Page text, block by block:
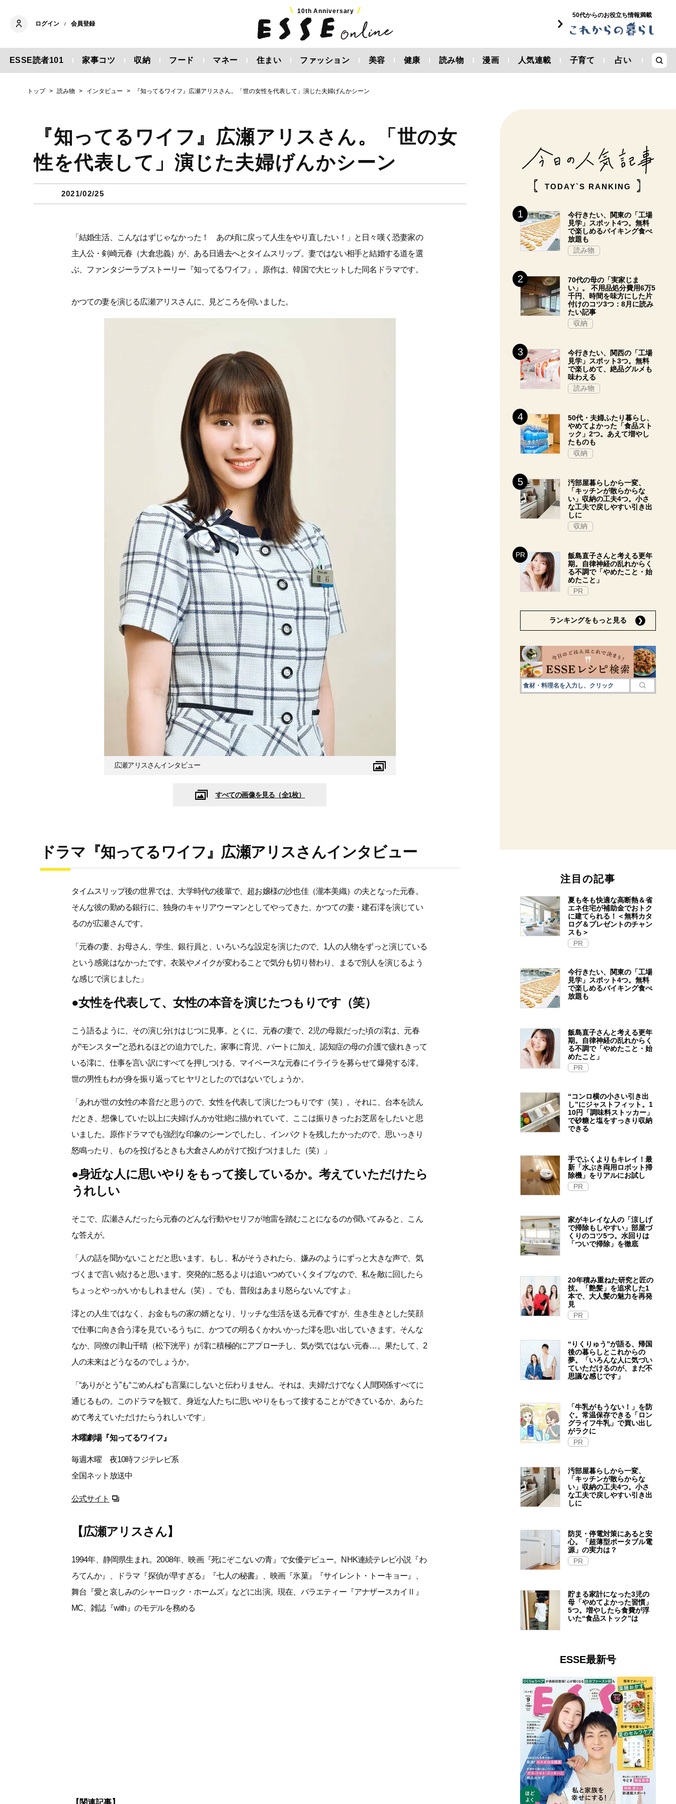
ログイン / 会員登録
10th Anniversary
50代からのお役立ち情報満載
ESSE読者101 家事コツ 収納 フード マネー 住まい ファッション 美容 健康 読み物 漫画 人気連載 子育て 占い
トップ 読み物 インタビュー 『知ってるワイフ』広瀬アリスさん。「世の女性を代表して」演じた夫婦げんかシーン
『知ってるワイフ』広瀬アリスさん。「世の女
性を代表して」演じた夫婦げんかシーン
2021/02/25
「結婚生活、こんなはずじゃなかった！ あの頃に戻って人生をやり直したい！」と日々嘆く恐妻家の
主人公・剣崎元春（大倉忠義）が、ある日過去へとタイムスリップ。妻ではない相手と結婚する道を選
ぶ、ファンタジーラブストーリー『知ってるワイフ』。原作は、韓国で大ヒットした同名ドラマです。
かつての妻を演じる広瀬アリスさんに、見どころを伺いました。
広瀬アリスさんインタビュー
すべての画像を見る（全1枚）
ドラマ『知ってるワイフ』広瀬アリスさんインタビュー
タイムスリップ後の世界では、大学時代の後輩で、超お嬢様の沙也佳（瀧本美織）の夫となった元春。
そんな彼の勤める銀行に、独身のキャリアウーマンとしてやってきた、かつての妻・建石澪を演じてい
るのが広瀬さんです。
「元春の妻、お母さん、学生、銀行員と、いろいろな設定を演じたので、1人の人物をずっと演じている
という感覚はなかったです。衣装やメイクが変わることで気分も切り替わり、まるで別人を演じるよう
な感じで演じました」
●女性を代表して、女性の本音を演じたつもりです（笑）
こう語るように、その演じ分けはじつに見事。とくに、元春の妻で、2児の母親だった頃の澪は、元春
が“モンスター”と恐れるほどの迫力でした。家事に育児、パートに加え、認知症の母の介護で疲れきって
いる澪に、仕事を言い訳にすべてを押しつける、マイペースな元春にイライラを募らせて爆発する澪。
世の男性もわが身を振り返ってヒヤリとしたのではないでしょうか。
「あれが世の女性の本音だと思うので、女性を代表して演じたつもりです（笑）。それに、台本を読ん
だとき、想像していた以上に夫婦げんかが壮絶に描かれていて、ここは振りきったお芝居をしたいと思
いました。原作ドラマでも強烈な印象のシーンでしたし、インパクトを残したかったので、思いっきり
怒鳴ったり、ものを投げるときも大倉さんめがけて投げつけました（笑）」
●身近な人に思いやりをもって接しているか。考えていただけたら
うれしい
そこで、広瀬さんだったら元春のどんな行動やセリフが地雷を踏むことになるのか聞いてみると、こん
な答えが。
「人の話を聞かないことだと思います。もし、私がそうされたら、嫌みのようにずっと大きな声で、気
づくまで言い続けると思います。突発的に怒るよりは追いつめていくタイプなので、私を敵に回したら
ちょっとやっかいかもしれません（笑）。でも、普段はあまり怒らないんですよ」
澪との人生ではなく、お金もちの家の婿となり、リッチな生活を送る元春ですが、生き生きとした笑顔
で仕事に向き合う澪を見ているうちに、かつての明るくかわいかった澪を思い出していきます。そんな
なか、同僚の津山千晴（松下洸平）が澪に積極的にアプローチし、気が気ではない元春…。果たして、2
人の未来はどうなるのでしょうか。
「“ありがとう”も“ごめんね”も言葉にしないと伝わりません。それは、夫婦だけでなく人間関係すべてに
通じるもの。このドラマを観て、身近な人たちに思いやりをもって接することができているか、あらた
めて考えていただけたらうれしいです」
木曜劇場『知ってるワイフ』
毎週木曜 夜10時フジテレビ系
全国ネット放送中
公式サイト
【広瀬アリスさん】
1994年、静岡県生まれ。2008年、映画『死にぞこないの青』で女優デビュー。NHK連続テレビ小説『わ
ろてんか』、ドラマ『探偵が早すぎる』『七人の秘書』、映画『氷菓』『サイレント・トーキョー』、
舞台『愛と哀しみのシャーロック・ホームズ』などに出演。現在、バラエティー『アナザースカイⅡ』
MC、雑誌『with』のモデルを務める
TODAY`S RANKING
今行きたい、関東の「工場
見学」スポット4つ。無料
で楽しめるバイキング食べ
放題も
読み物
70代の母の「実家じま
い」。 不用品処分費用6万5
千円、時間を味方にした片
付けのコツ3つ：8月に読み
たい記事
収納
今行きたい、関西の「工場
見学」スポット3つ。無料
で楽しめて、絶品グルメも
味わえる
読み物
50代・夫婦ふたり暮らし、
やめてよかった「食品スト
ック」2つ。あえて増やし
たものも
収納
汚部屋暮らしから一変、
「キッチンが散らからな
い」収納の工夫4つ。小さ
な工夫で戻しやすい引き出
しに
収納
飯島直子さんと考える更年
期。自律神経の乱れからく
る不調で「やめたこと・始
めたこと」
PR
ランキングをもっと見る
注目の記事
夏も冬も快適な高断熱＆省
エネ住宅が補助金でおトク
に建てられる！＜無料カタ
ログ＆プレゼントのチャン
スも＞
PR
今行きたい、関東の「工場
見学」スポット4つ。無料
で楽しめるバイキング食べ
放題も
飯島直子さんと考える更年
期。自律神経の乱れからく
る不調で「やめたこと・始
めたこと」
PR
“コンロ横の小さい引き出
し”にジャストフィット。1
10円「調味料ストッカー」
で砂糖と塩をすっきり収納
できる
手でふくよりもキレイ！最
新「水ぶき両用ロボット掃
除機」をリアルにお試し
PR
家がキレイな人の「涼しげ
で掃除もしやすい」部屋づ
くりのコツ5つ。水回りは
「ついで掃除」を徹底
20年積み重ねた研究と匠の
技。「艶髪」を追求した1
本で、大人髪の魅力を再発
見
PR
“りくりゅう”が語る、帰国
後の暮らしとこれからの
夢。「いろんな人に気づい
ていただけるのが、まだ不
思議な感じです」
「牛乳がもうない！」を防
ぐ。常温保存できる「ロン
グライフ牛乳」で買い出し
がラクに
PR
汚部屋暮らしから一変、
「キッチンが散らからな
い」収納の工夫4つ。小さ
な工夫で戻しやすい引き出
しに
防災・停電対策にあると安
心。「超薄型ポータブル電
源」の実力は？​
PR
貯まる家計になった3児の
母「やめてよかった習慣」
5つ。増やしたら食費が浮
いた“食品ストック”は
ESSE最新号